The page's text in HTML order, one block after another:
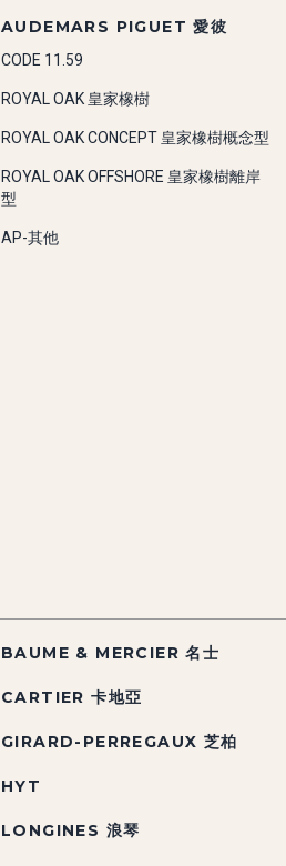
AUDEMARS PIGUET 愛彼
CODE 11.59
ROYAL OAK 皇家橡樹
ROYAL OAK CONCEPT 皇家橡樹概念型
ROYAL OAK OFFSHORE 皇家橡樹離岸
型
AP-其他
BAUME & MERCIER 名士
CARTIER 卡地亞
GIRARD-PERREGAUX 芝柏
HYT
LONGINES 浪琴